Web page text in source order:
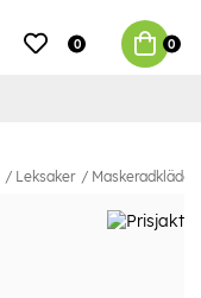
0 0
Leksaker Maskeradkläder